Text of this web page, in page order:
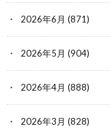
2026年6月 (871)
2026年5月 (904)
2026年4月 (888)
2026年3月 (828)